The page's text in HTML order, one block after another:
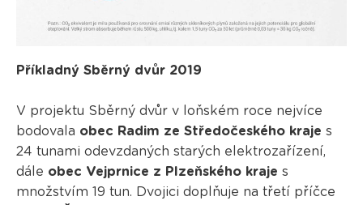
Příkladný Sběrný dvůr 2019
V projektu Sběrný dvůr v loňském roce nejvíce
bodovala obec Radim ze Středočeského kraje s
24 tunami odevzdaných starých elektrozařízení,
dále obec Vejprnice z Plzeňského kraje s
množstvím 19 tun. Dvojici doplňuje na třetí příčce